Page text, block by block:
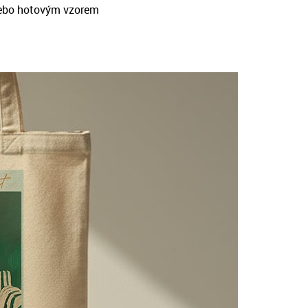
hotovým vzorem